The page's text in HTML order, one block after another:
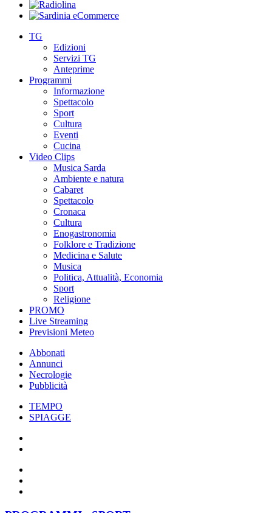
TG
Edizioni
Servizi TG
Anteprime
Programmi
Informazione
Spettacolo
Sport
Cultura
Eventi
Cucina
Video Clips
Musica Sarda
Ambiente e natura
Cabaret
Spettacolo
Cronaca
Cultura
Enogastronomia
Folklore e Tradizione
Medicina e Salute
Musica
Politica, Attualità, Economia
Sport
Religione
PROMO
Live Streaming
Previsioni Meteo
Abbonati
Annunci
Necrologie
Pubblicità
TEMPO
SPIAGGE